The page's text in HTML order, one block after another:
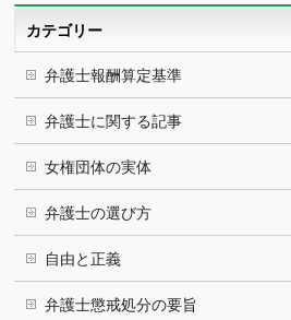
カテゴリー
弁護士報酬算定基準
弁護士に関する記事
女権団体の実体
弁護士の選び方
自由と正義
弁護士懲戒処分の要旨